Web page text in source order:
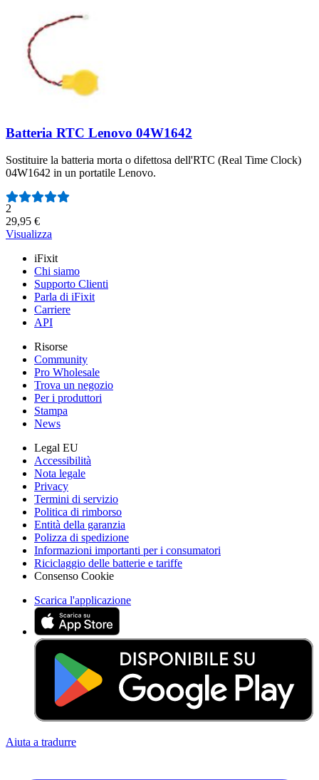
Batteria RTC Lenovo 04W1642
Sostituire la batteria morta o difettosa dell'RTC (Real Time Clock)
04W1642 in un portatile Lenovo.
Numero di recensioni:
2
29,95 €
Visualizza
iFixit
Chi siamo
Supporto Clienti
Parla di iFixit
Carriere
API
Risorse
Community
Pro Wholesale
Trova un negozio
Per i produttori
Stampa
News
Legal EU
Accessibilità
Nota legale
Privacy
Termini di servizio
Politica di rimborso
Entità della garanzia
Polizza di spedizione
Informazioni importanti per i consumatori
Riciclaggio delle batterie e tariffe
Consenso Cookie
Scarica l'applicazione
Aiuta a tradurre